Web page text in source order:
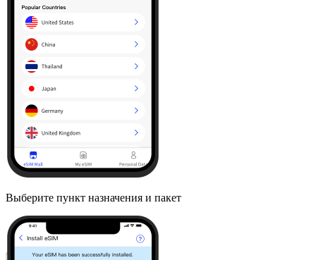
Выберите пункт назначения и пакет